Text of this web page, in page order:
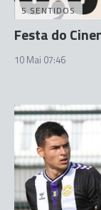
5 SENTIDOS
Festa do
10 Mai 07:46